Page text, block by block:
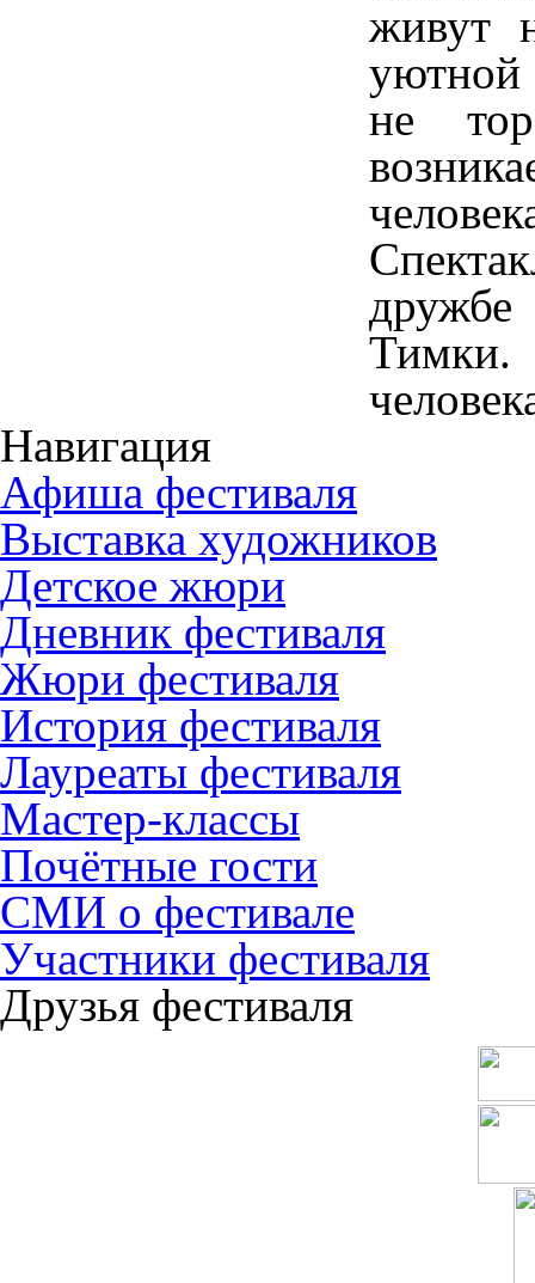
живут
уютной
не
Тимки.
Навигация
Афиша фестиваля
Выставка художников
Детское жюри
Дневник фестиваля
Жюри фестиваля
История фестиваля
Лауреаты фестиваля
Мастер-классы
Почётные гости
СМИ о фестивале
Участники фестиваля
Друзья фестиваля